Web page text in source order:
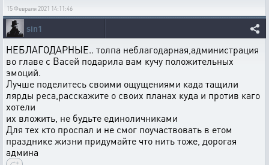
15 Февраля 2021 14:11:46
sin1
НЕБЛАГОДАРНЫЕ.. толпа неблагодарная,администрация
во главе с Васей подарила вам кучу положительных
эмоций.
Лучше поделитесь своими ощущениями када тащили
лярды реса,расскажите о своих планах куда и против каго
хотели
их вложить, не будьте единоличниками
Для тех кто проспал и не смог поучаствовать в етом
празднике жизни придумайте что нить тоже, дорогая
админа